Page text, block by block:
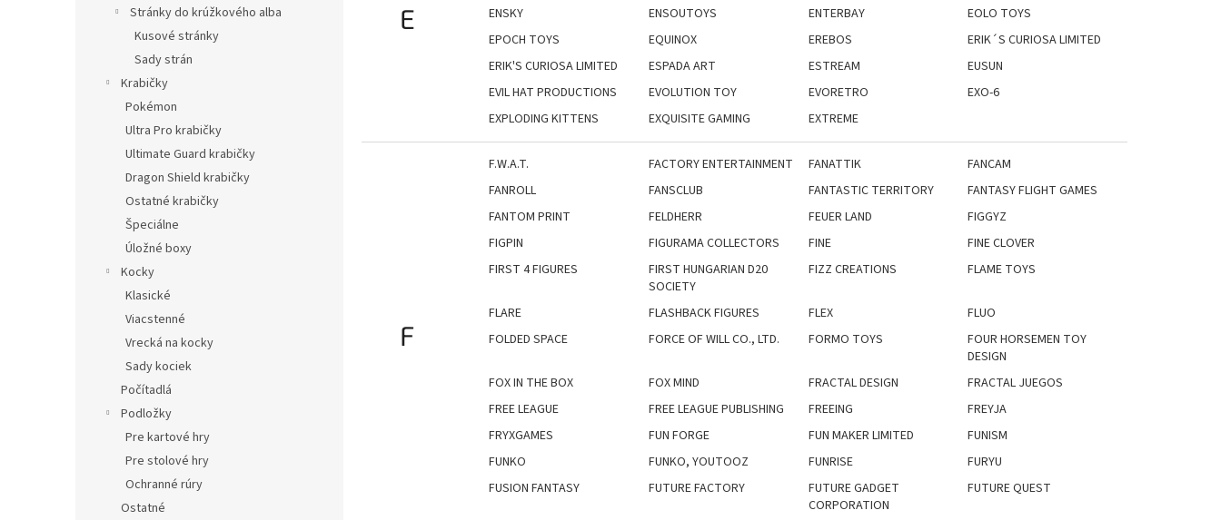
Stránky do krúžkového alba
Kusové stránky
Sady strán
Krabičky
Pokémon
Ultra Pro krabičky
Ultimate Guard krabičky
Dragon Shield krabičky
Ostatné krabičky
Špeciálne
Úložné boxy
Kocky
Klasické
Viacstenné
Vrecká na kocky
Sady kociek
Počítadlá
Podložky
Pre kartové hry
Pre stolové hry
Ochranné rúry
Ostatné
E
ENSKY
ENSOUTOYS ENTERBAY
EOLO TOYS
EPOCH TOYS
EQUINOX EREBOS
ERIK´S CURIOSA LIMITED
ERIK'S CURIOSA LIMITED
ESPADA ART ESTREAM
EUSUN
EVIL HAT PRODUCTIONS
EVOLUTION TOY EVORETRO
EXO-6
EXPLODING KITTENS
EXQUISITE GAMING EXTREME
F
F.W.A.T. FACTORY ENTERTAINMENT FANATTIK
FANCAM
FANROLL
FANSCLUB FANTASTIC TERRITORY
FANTASY FLIGHT GAMES
FANTOM PRINT
FELDHERR FEUER LAND
FIGGYZ
FIGPIN
FIGURAMA COLLECTORS FINE
FINE CLOVER
FIRST 4 FIGURES
FIRST HUNGARIAN D20
SOCIETY
FIZZ CREATIONS FLAME TOYS
FLARE FLASHBACK FIGURES FLEX
FLUO
FOLDED SPACE
FORCE OF WILL CO., LTD. FORMO TOYS
FOUR HORSEMEN TOY
DESIGN
FOX IN THE BOX
FOX MIND FRACTAL DESIGN
FRACTAL JUEGOS
FREE LEAGUE
FREE LEAGUE PUBLISHING FREEING
FREYJA
FRYXGAMES
FUN FORGE FUN MAKER LIMITED
FUNISM
FUNKO
FUNKO, YOUTOOZ FUNRISE
FURYU
FUSION FANTASY
FUTURE FACTORY
FUTURE GADGET
CORPORATION
FUTURE QUEST